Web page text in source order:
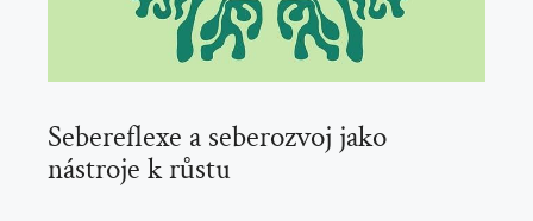
Sebereflexe a seberozvoj jako
nástroje k růstu